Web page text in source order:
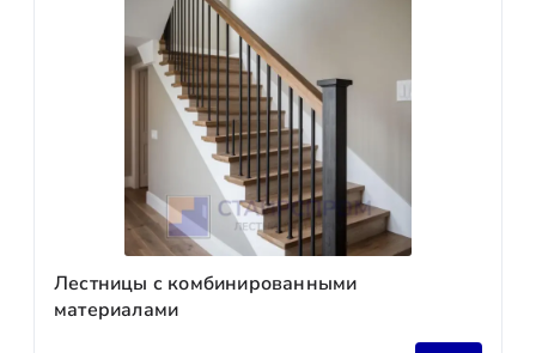
Лестницы с комбинированными
материалами